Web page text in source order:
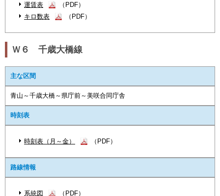
運賃表
（PDF）
キロ数表
（PDF）
Ｗ６ 千歳大橋線
主な区間
青山～千歳大橋～県庁前～美咲合同庁舎
時刻表
時刻表（月～金） （PDF）
路線情報
系統図
（PDF）